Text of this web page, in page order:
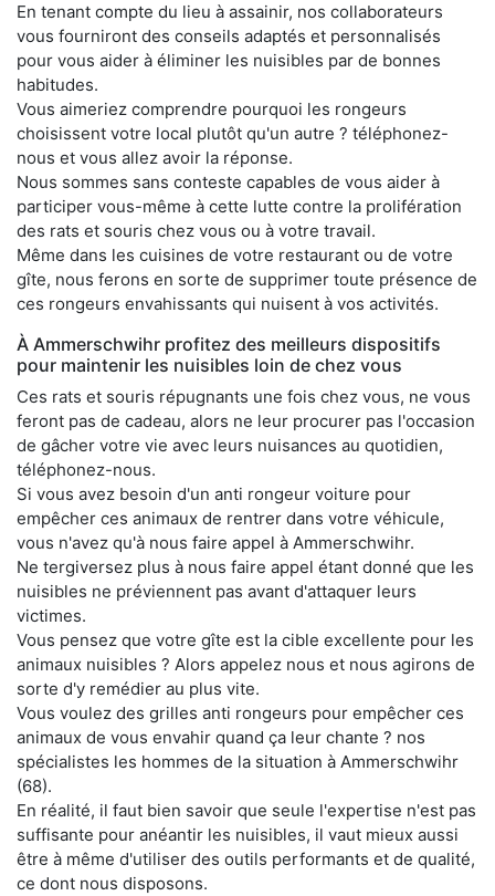
En tenant compte du lieu à assainir, nos collaborateurs
vous fourniront des conseils adaptés et personnalisés
pour vous aider à éliminer les nuisibles par de bonnes
habitudes.
Vous aimeriez comprendre pourquoi les rongeurs
choisissent votre local plutôt qu'un autre ? téléphonez-
nous et vous allez avoir la réponse.
Nous sommes sans conteste capables de vous aider à
participer vous-même à cette lutte contre la prolifération
des rats et souris chez vous ou à votre travail.
Même dans les cuisines de votre restaurant ou de votre
gîte, nous ferons en sorte de supprimer toute présence de
ces rongeurs envahissants qui nuisent à vos activités.
À Ammerschwihr profitez des meilleurs dispositifs
pour maintenir les nuisibles loin de chez vous
Ces rats et souris répugnants une fois chez vous, ne vous
feront pas de cadeau, alors ne leur procurer pas l'occasion
de gâcher votre vie avec leurs nuisances au quotidien,
téléphonez-nous.
Si vous avez besoin d'un anti rongeur voiture pour
empêcher ces animaux de rentrer dans votre véhicule,
vous n'avez qu'à nous faire appel à Ammerschwihr.
Ne tergiversez plus à nous faire appel étant donné que les
nuisibles ne préviennent pas avant d'attaquer leurs
victimes.
Vous pensez que votre gîte est la cible excellente pour les
animaux nuisibles ? Alors appelez nous et nous agirons de
sorte d'y remédier au plus vite.
Vous voulez des grilles anti rongeurs pour empêcher ces
animaux de vous envahir quand ça leur chante ? nos
spécialistes les hommes de la situation à Ammerschwihr
(68).
En réalité, il faut bien savoir que seule l'expertise n'est pas
suffisante pour anéantir les nuisibles, il vaut mieux aussi
être à même d'utiliser des outils performants et de qualité,
ce dont nous disposons.